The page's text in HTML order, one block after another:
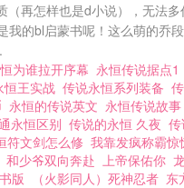
再怎样也是d小说），无法多
的bl启蒙书呢！这么萌的乔
为谁拉开序幕 永恒传说据点1
恒王实战 传说永恒系列装备
永恒的传说英文 永恒传说故事
永恒区别 传说的永恒 久夜
符文剑怎么修 我靠发疯称霸惊
和少爷双向奔赴 上帝保佑你
版 （火影同人）死神忍者 东